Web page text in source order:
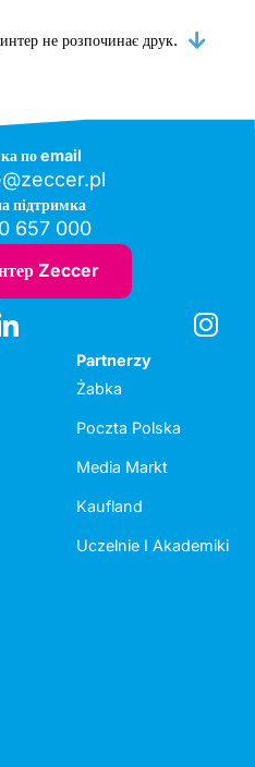
не розпочинає друк.
по email
підтримка
657 000
Zeccer
Partnerzy
Żabka
Poczta Polska
Media Markt
Kaufland
Uczelnie I Akademiki